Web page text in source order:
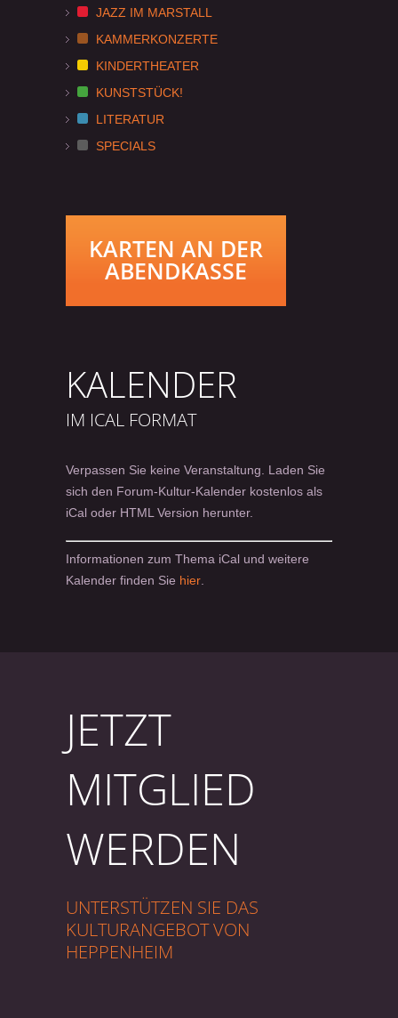
JAZZ IM MARSTALL
KAMMERKONZERTE
KINDERTHEATER
KUNSTSTÜCK!
LITERATUR
SPECIALS
KARTEN AN DER
ABENDKASSE
KALENDER
IM ICAL FORMAT
Verpassen Sie keine Veranstaltung. Laden Sie
sich den Forum-Kultur-Kalender kostenlos als
iCal oder HTML Version herunter.
Informationen zum Thema iCal und weitere
Kalender finden Sie hier
JETZT
MITGLIED
WERDEN
UNTERSTÜTZEN SIE DAS
KULTURANGEBOT VON
HEPPENHEIM